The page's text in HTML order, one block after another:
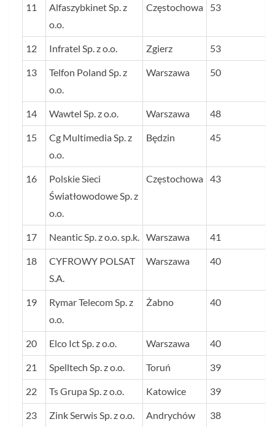
11
Alfaszybkinet Sp. z
o.o.
Częstochowa 53
12 Infratel Sp. z o.o. Zgierz 53
13
Telfon Poland Sp. z
o.o.
Warszawa 50
14 Wawtel Sp. z o.o. Warszawa 48
15
Cg Multimedia Sp. z
o.o.
Będzin 45
16
Polskie Sieci
Światłowodowe Sp. z
o.o.
Częstochowa 43
17 Neantic Sp. z o.o. sp.k. Warszawa 41
18
CYFROWY POLSAT
S.A.
Warszawa 40
19
Rymar Telecom Sp. z
o.o.
Żabno 40
20 Elco Ict Sp. z o.o. Warszawa 40
21 Spelltech Sp. z o.o. Toruń 39
22 Ts Grupa Sp. z o.o. Katowice 39
23 Zink Serwis Sp. z o.o. Andrychów 38